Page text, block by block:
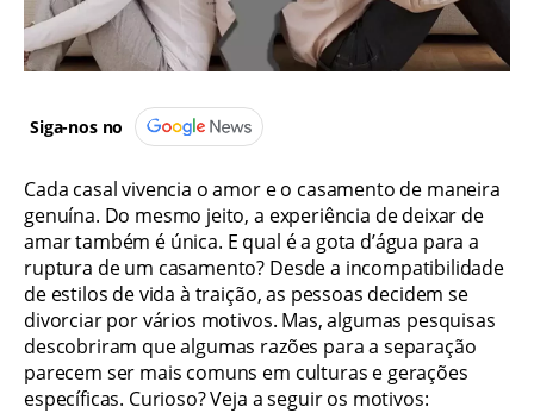
Siga-nos no
Cada casal vivencia o amor e o casamento de maneira
genuína. Do mesmo jeito, a experiência de deixar de
amar também é única. E qual é a gota d’água para a
ruptura de um casamento? Desde a incompatibilidade
de estilos de vida à traição, as pessoas decidem se
divorciar por vários motivos. Mas, algumas pesquisas
descobriram que algumas razões para a separação
parecem ser mais comuns em culturas e gerações
específicas. Curioso? Veja a seguir os motivos: